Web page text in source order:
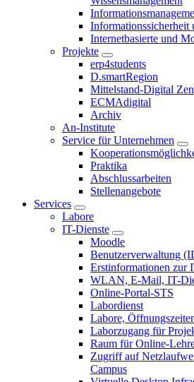
Informationssicherheit
Internetbasierte und
Projekte
erp4students
D.smartRegion
Mittelstand-Digital
ECMAdigital
Archiv
An-Institute
Service für Unternehmen
Praktika
Abschlussarbeiten
Stellenangebote
Services
Labore
IT-Dienste
Moodle
Benutzerverwaltung
Erstinformationen zur
WLAN, E-Mail, IT-
Online-Portal-STS
Labordienst
Labore,
Laborzugang für
Raum für Online-
Zugriff auf
Campus